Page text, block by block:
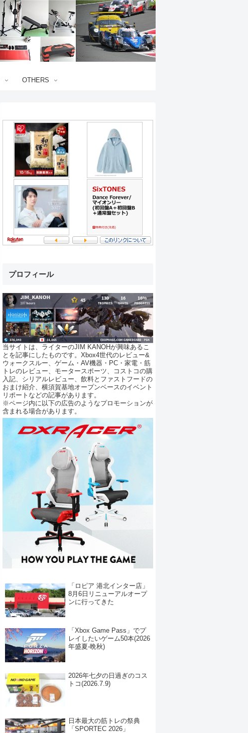
OTHERS
プロフィール
当サイトは、ライターのJIM KANOHが興味あるこ
とを記事にしたものです。Xbox4世代のレビュー&
ウォークスルー、ゲーム・AV機器・PC・家電・筋
トレのレビュー、モータースポーツ、コストコの購
入記、シリアルレビュー、飲料とファストフードの
おまけ紹介、横須賀基地オープンベースのイベント
リポートなどの記事があります。
※ページ内に以下の広告のようなプロモーションが
含まれる場合があります。
「ロピア 港北インター店」
8月6日リニューアルオープ
ンに行ってきた
「Xbox Game Pass」でプ
レイしたいゲーム50本(2026
年盛夏-晩秋)
2026年七夕の日過ぎのコス
トコ(2026.7.9)
日本最大の筋トレの祭典
「SPORTEC 2026」